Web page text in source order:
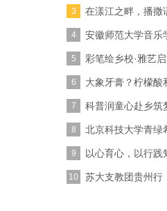
3 在漾江之畔，播撒
4 安徽师范大学音乐
展红色美
5 彩笔绘乡校·雅艺
光，以
6 大象牙膏？柠檬酸
合！
7 科普润童心赴乡
队赴喀什
8 北京科技大学青绿
教实践团
9 以心育心，以行践
子赴蓬莱
10 苏大支教团贵州行